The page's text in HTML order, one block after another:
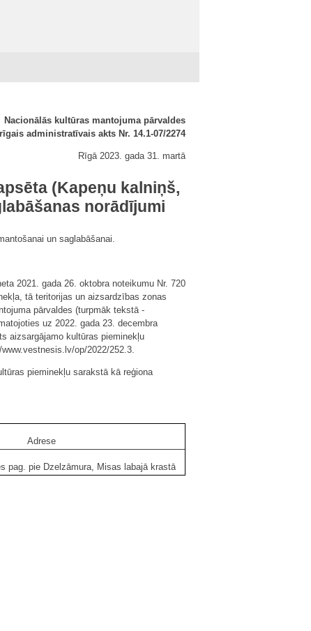
Nacionālās kultūras mantojuma pārvaldes
administratīvais akts Nr. 14.1-07/2274
Rīgā 2023. gada 31. martā
(Kapeņu kalniņš,
norādījumi
un saglabāšanai.
2021. gada 26. oktobra noteikumu Nr. 720
tā teritorijas un aizsardzības zonas
pārvaldes (turpmāk tekstā -
uz 2022. gada 23. decembra
aizsargājamo kultūras pieminekļu
op/2022/252.3.
pieminekļu sarakstā kā reģiona
Adrese
pag. pie Dzelzāmura, Misas labajā krastā